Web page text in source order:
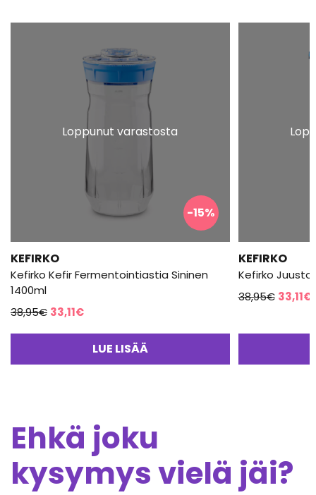
Loppunut varastosta
-15%
KEFIRKO
Kefirko Kefir Fermentointiastia Sininen
1400ml
38,95€ Alkuperäinen
38,95€.
33,11€Nykyinen
on:
33,11€.
LUE LISÄÄ
KEFIRKO
Kefirko
38,95€ 33,11€
Ehkä joku
kysymys vielä jäi?